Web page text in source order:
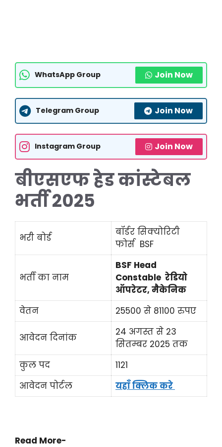
WhatsApp Group Join Now
Telegram Group Join Now
Instagram Group Join Now
बीएसएफ हेड कांस्टेबल
भर्ती 2025
भरी बोर्ड
बॉर्डर सिक्योरिटी
फोर्स BSF
भर्ती का नाम
BSF Head
Constable रेडियो
ऑपरेटर, मैकेनिक
वेतन
25500 से 81100 रुपए
आवेदन दिनांक
24 अगस्त से 23
सितम्बर 2025 तक
कुल पद
1121
आवेदन पोर्टल
यहाँ क्लिक करे
Read More-